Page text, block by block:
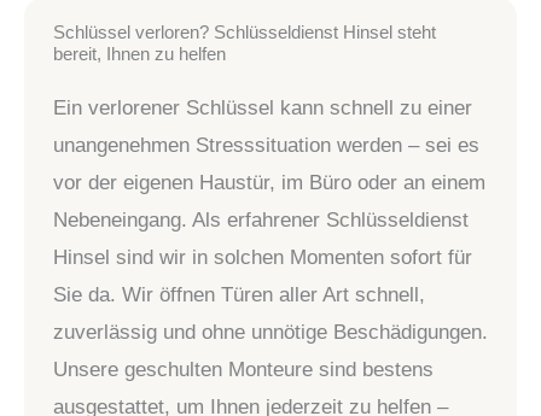
Schlüssel verloren? Schlüsseldienst Hinsel steht
bereit, Ihnen zu helfen
Ein verlorener Schlüssel kann schnell zu einer
unangenehmen Stresssituation werden – sei es
vor der eigenen Haustür, im Büro oder an einem
Nebeneingang. Als erfahrener Schlüsseldienst
Hinsel sind wir in solchen Momenten sofort für
Sie da. Wir öffnen Türen aller Art schnell,
zuverlässig und ohne unnötige Beschädigungen.
Unsere geschulten Monteure sind bestens
ausgestattet, um Ihnen jederzeit zu helfen –